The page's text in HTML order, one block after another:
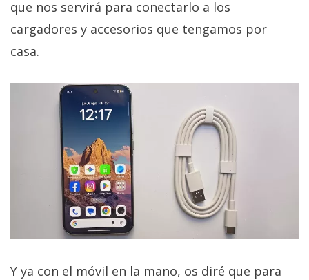
que nos servirá para conectarlo a los
cargadores y accesorios que tengamos por
casa.
Y ya con el móvil en la mano, os diré que para